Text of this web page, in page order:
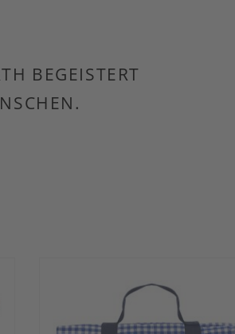
BEGEISTERT